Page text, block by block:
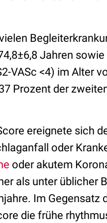
Jahren
VASc <4) im Alter
Prozent der
ereignete sich
oder
oder akutem
als unter üblicher
Im Gegensatz
die frühe